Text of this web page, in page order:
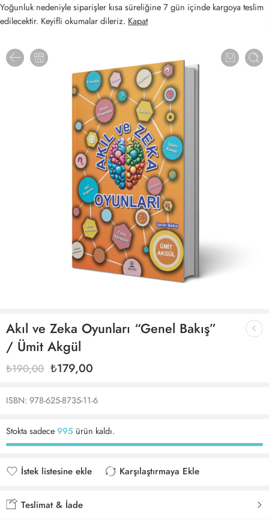
Yoğunluk nedeniyle siparişler kısa süreliğine 7 gün içinde kargoya teslim
edilecektir. Keyifli okumalar dileriz. Kapat
Akıl ve Zeka Oyunları “Genel Bakış”
/ Ümit Akgül
₺190,00 ₺179,00
ISBN: 978-625-8735-11-6
Stokta sadece995 ürün kaldı.
İstek listesine ekle
Karşılaştırmaya Ekle
Teslimat & İade